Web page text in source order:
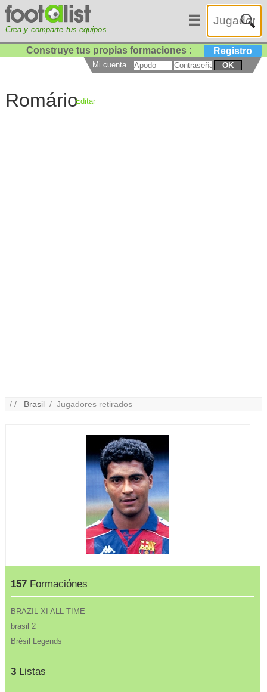
Crea y comparte tus equipos
☰
Construye tus propias formaciones : Registro
Mi cuenta OK
RomárioEditar
/ / Brasil / Jugadores retirados
157 Formaciónes
BRAZIL XI ALL TIME
brasil 2
Brésil Legends
3 Listas